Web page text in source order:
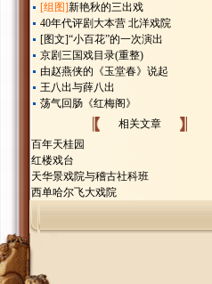
[组图]新艳秋的三出戏
40年代评剧大本营 北洋戏院
[图文]“小百花”的一次演出
京剧三国戏目录(重整)
由赵燕侠的《玉堂春》说起
王八出与薛八出
荡气回肠《红梅阁》
相关文章
百年天桂园
红楼戏台
天华景戏院与稽古社科班
西单哈尔飞大戏院